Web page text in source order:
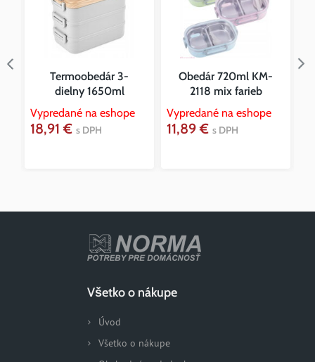
Termoobedár 3-
dielny 1650ml
Vypredané na eshope
18,91 € s DPH
Obedár 720ml KM-
2118 mix farieb
Vypredané na eshope
11,89 € s DPH
Všetko o nákupe
Úvod
Všetko o nákupe